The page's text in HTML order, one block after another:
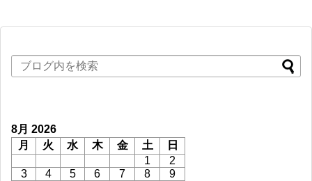
8月 2026
月
火 水 木 金 土
日
1
2
3
4 5 6 7 8
9